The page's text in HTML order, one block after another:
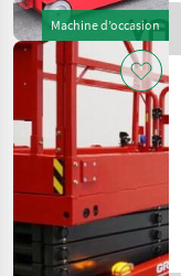
Manitou
JLG
Haulotte
Afficher
tous
les 19
Machine d’occasion